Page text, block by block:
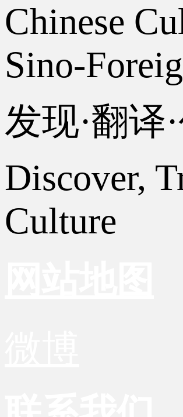
Chinese
Sino-
发现·翻译
Discover,
Culture